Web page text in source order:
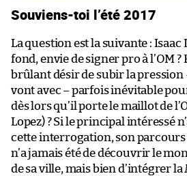
Souviens-toi l’été 2017
La question est la suivante :
fond, envie de signer pro à l’OM
brûlant désir de subir la pression
vont avec – parfois inévitable
dès lors qu’il porte le maillot de
Lopez) ? Si le principal intéressé
cette interrogation, son parcours
n’a jamais été de découvrir le
de sa ville, mais bien d’intégrer la